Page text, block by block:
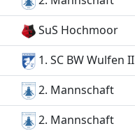
SuS Hochmoor
1. SC BW Wulfen II
2. Mannschaft
2. Mannschaft